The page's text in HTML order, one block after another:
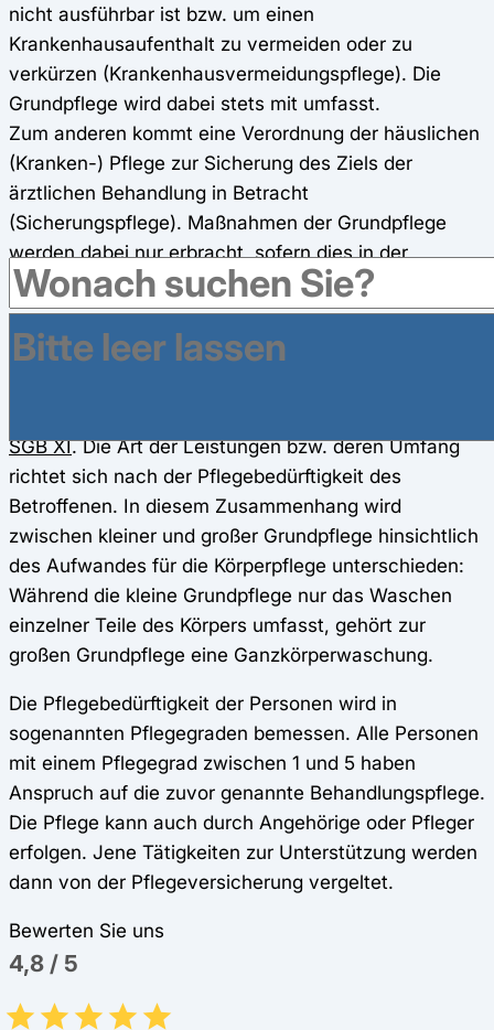
nicht ausführbar ist bzw. um einen
Krankenhausaufenthalt zu vermeiden oder zu
verkürzen (Krankenhausvermeidungspflege). Die
Grundpflege wird dabei stets mit umfasst.
Zum anderen kommt eine Verordnung der häuslichen
(Kranken-) Pflege zur Sicherung des Ziels der
ärztlichen Behandlung in Betracht
(Sicherungspflege). Maßnahmen der Grundpflege
werden dabei nur erbracht, sofern dies in der
Satzung der Krankenkasse geregelt ist.
Grundpflege nach dem SGB XI
SGB XI. Die Art der Leistungen bzw. deren Umfang
richtet sich nach der Pflegebedürftigkeit des
Betroffenen. In diesem Zusammenhang wird
zwischen kleiner und großer Grundpflege hinsichtlich
des Aufwandes für die Körperpflege unterschieden:
Während die kleine Grundpflege nur das Waschen
einzelner Teile des Körpers umfasst, gehört zur
großen Grundpflege eine Ganzkörperwaschung.
Die Pflegebedürftigkeit der Personen wird in
sogenannten Pflegegraden bemessen. Alle Personen
mit einem Pflegegrad zwischen 1 und 5 haben
Anspruch auf die zuvor genannte Behandlungspflege.
Die Pflege kann auch durch Angehörige oder Pfleger
erfolgen. Jene Tätigkeiten zur Unterstützung werden
dann von der Pflegeversicherung vergeltet.
Bewerten Sie uns
4,8 / 5